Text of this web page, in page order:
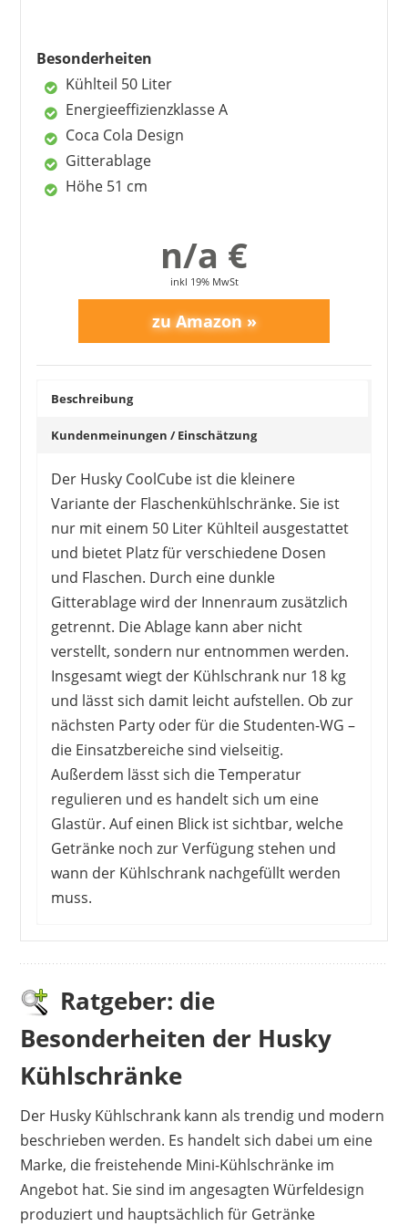
sparsamer Betrieb
Coca Cola Design
wechselbarer Türanschlag
variable Ablagen
gute Kühlleistung
Beleuchtung zu dunkel
Gitter biegen sich bei voller Last
Besonderheiten
Kühlteil 50 Liter
Energieeffizienzklasse A
Coca Cola Design
Gitterablage
Höhe 51 cm
n/a €
inkl 19% MwSt
Beschreibung
Kundenmeinungen / Einschätzung
Der Husky CoolCube ist die kleinere
Variante der Flaschenkühlschränke. Sie ist
nur mit einem 50 Liter Kühlteil ausgestattet
und bietet Platz für verschiedene Dosen
und Flaschen. Durch eine dunkle
Gitterablage wird der Innenraum zusätzlich
getrennt. Die Ablage kann aber nicht
verstellt, sondern nur entnommen werden.
Insgesamt wiegt der Kühlschrank nur 18 kg
und lässt sich damit leicht aufstellen. Ob zur
nächsten Party oder für die Studenten-WG –
die Einsatzbereiche sind vielseitig.
Außerdem lässt sich die Temperatur
regulieren und es handelt sich um eine
Glastür. Auf einen Blick ist sichtbar, welche
Getränke noch zur Verfügung stehen und
wann der Kühlschrank nachgefüllt werden
muss.
Manche Kunden nutzen das Modell zusätzlichen
Kühlschrank für den Sommer, andere eher für
Partys. Leistung und Fassungsvermögen
werden als ausreichend beschrieben. Auf fünf
verschiedenen Stufen kann die Temperatur
eingestellt werden. Von der Größe her reicht
das Gerät für einen Haushalt mit zwei Personen.
Das übliche Brummen während des Betriebs
musst du jedoch in Kauf nehmen. Manche
Kunden würden den Kühlschrank sogar als
recht laut bezeichnen. Ins Auge fällt natürlich
das klassische Coca Cola Design. Allerdings
Ratgeber: die
Besonderheiten der Husky
Kühlschränke
Der Husky Kühlschrank kann als trendig und modern
beschrieben werden. Es handelt sich dabei um eine
Marke, die freistehende Mini-Kühlschränke im
Angebot hat. Sie sind im angesagten Würfeldesign
produziert und hauptsächlich für Getränke